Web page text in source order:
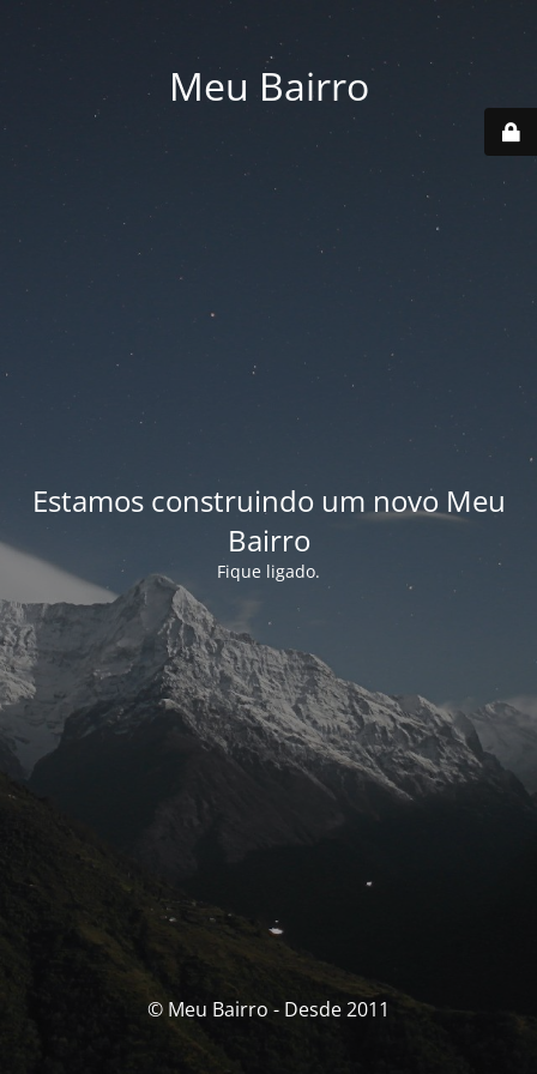
Meu Bairro
Estamos construindo um novo Meu
Bairro
Fique ligado.
© Meu Bairro - Desde 2011